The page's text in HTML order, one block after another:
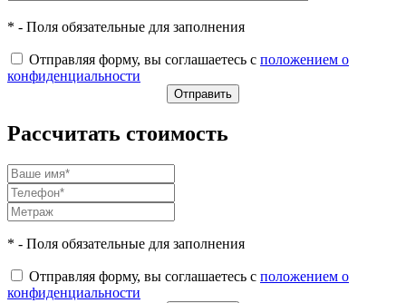
* - Поля обязательные для заполнения
Отправляя форму, вы соглашаетесь с положением о
конфиденциальности
Рассчитать стоимость
* - Поля обязательные для заполнения
Отправляя форму, вы соглашаетесь с положением о
конфиденциальности